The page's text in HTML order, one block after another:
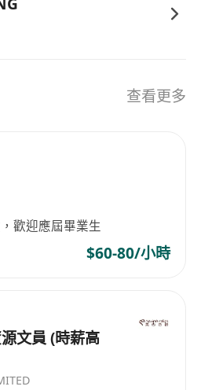
查看更多
歡迎應屆畢業生
$60-80/小時
文員 (時薪高